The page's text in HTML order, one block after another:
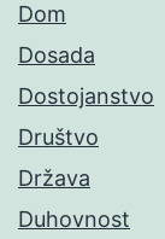
Dom
Dosada
Dostojanstvo
Društvo
Država
Duhovnost